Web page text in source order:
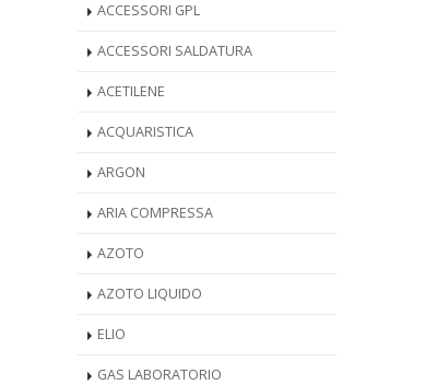
ACCESSORI GPL
ACCESSORI SALDATURA
ACETILENE
ACQUARISTICA
ARGON
ARIA COMPRESSA
AZOTO
AZOTO LIQUIDO
ELIO
GAS LABORATORIO